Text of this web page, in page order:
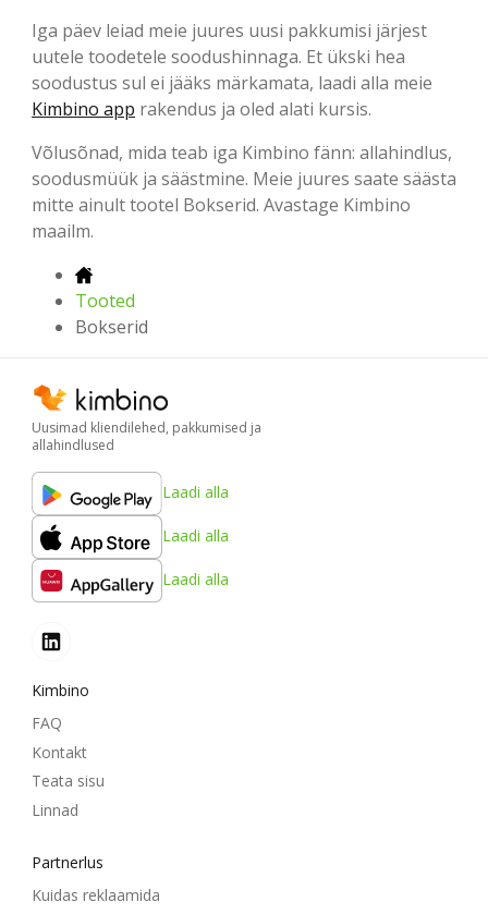
Iga päev leiad meie juures uusi pakkumisi järjest
uutele toodetele soodushinnaga. Et ükski hea
soodustus sul ei jääks märkamata, laadi alla meie
Kimbino app rakendus ja oled alati kursis.
Võlusõnad, mida teab iga Kimbino fänn: allahindlus,
soodusmüük ja säästmine. Meie juures saate säästa
mitte ainult tootel Bokserid. Avastage Kimbino
maailm.
Tooted
Bokserid
Uusimad kliendilehed, pakkumised ja
allahindlused
Laadi alla
Laadi alla
Laadi alla
Kimbino
FAQ
Kontakt
Teata sisu
Linnad
Partnerlus
Kuidas reklaamida